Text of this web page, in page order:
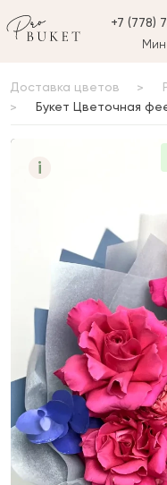
+7 (778)
Доставка цветов
Букет Цветочная
i